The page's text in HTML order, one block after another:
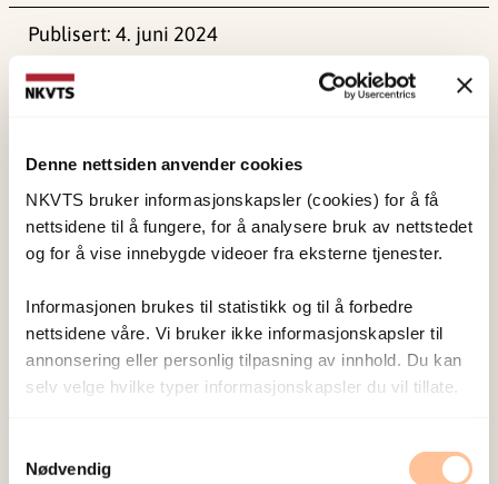
Denne nettsiden anvender cookies
NKVTS bruker informasjonskapsler (cookies) for å få
nettsidene til å fungere, for å analysere bruk av nettstedet
og for å vise innebygde videoer fra eksterne tjenester.
Informasjonen brukes til statistikk og til å forbedre
nettsidene våre. Vi bruker ikke informasjonskapsler til
annonsering eller personlig tilpasning av innhold. Du kan
selv velge hvilke typer informasjonskapsler du vil tillate.
Nødvendig
Publisert:4. juni 2024
Sist redigert:
NKVTS utvikler og sprer kunnskap og kompetanse
om vold og traumatisk stress. Formålet er å bidra
til å forebygge og redusere de helsemessige og
sosiale konsekvensene som vold og traumatisk
stress kan medføre.
Ansatte